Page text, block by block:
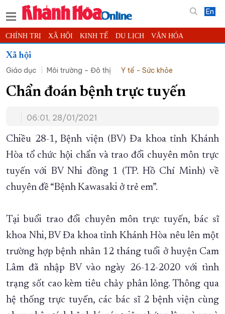
En
CHÍNH TRỊ XÃ HỘI KINH TẾ DU LỊCH VĂN HÓA
THỂ THAO
KHOA HỌC - CÔNG NGHỆ PHÁP LUẬT BẠN ĐỌC
THẾ GIỚI MULTIMEDIA VIDEO ĐỌC BÁO ONLINE
QUY HOẠCH TỈNH KHÁNH HÒA
TRƯỜNG SA BIỂN ĐẢO QUÊ HƯƠNG
CHUNG TAY CẢI CÁCH HÀNH CHÍNH
XÂY DỰNG NÔNG THÔN MỚI LỊCH CẮT ĐIỆN
TÀU - XE - MÁY BAY
KHOẢNH KHẮC ĐẸP XỨ TRẦM
XÂY DỰNG KHÁNH HÒA TRỞ THÀNH THÀNH PHỐ TRỰC THUỘC
ĐẠI HỘI ĐẢNG CÁC CẤP VỀ BÁO KHÁNH HÒA
Xã hội
Giáo dục
Môi trường – Đô thị Y tế - Sức khỏe
Chẩn đoán bệnh trực tuyến
06:01, 28/01/2021
Chiều 28-1, Bệnh viện (BV) Đa khoa tỉnh Khánh
Hòa tổ chức hội chẩn và trao đổi chuyên môn trực
tuyến với BV Nhi đồng 1 (TP. Hồ Chí Minh) về
chuyên đề “Bệnh Kawasaki ở trẻ em”.
Tại buổi trao đổi chuyên môn trực tuyến, bác sĩ
khoa Nhi, BV Đa khoa tỉnh Khánh Hòa nêu lên một
trường hợp bệnh nhân 12 tháng tuổi ở huyện Cam
Lâm đã nhập BV vào ngày 26-12-2020 với tình
trạng sốt cao kèm tiêu chảy phân lỏng. Thông qua
hệ thống trực tuyến, các bác sĩ 2 bệnh viện cùng